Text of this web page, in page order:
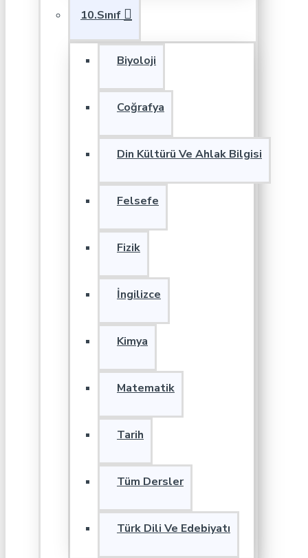
10.Sınıf
Biyoloji
Coğrafya
Din Kültürü Ve Ahlak Bilgisi
Felsefe
Fizik
İngilizce
Kimya
Matematik
Tarih
Tüm Dersler
Türk Dili Ve Edebiyatı